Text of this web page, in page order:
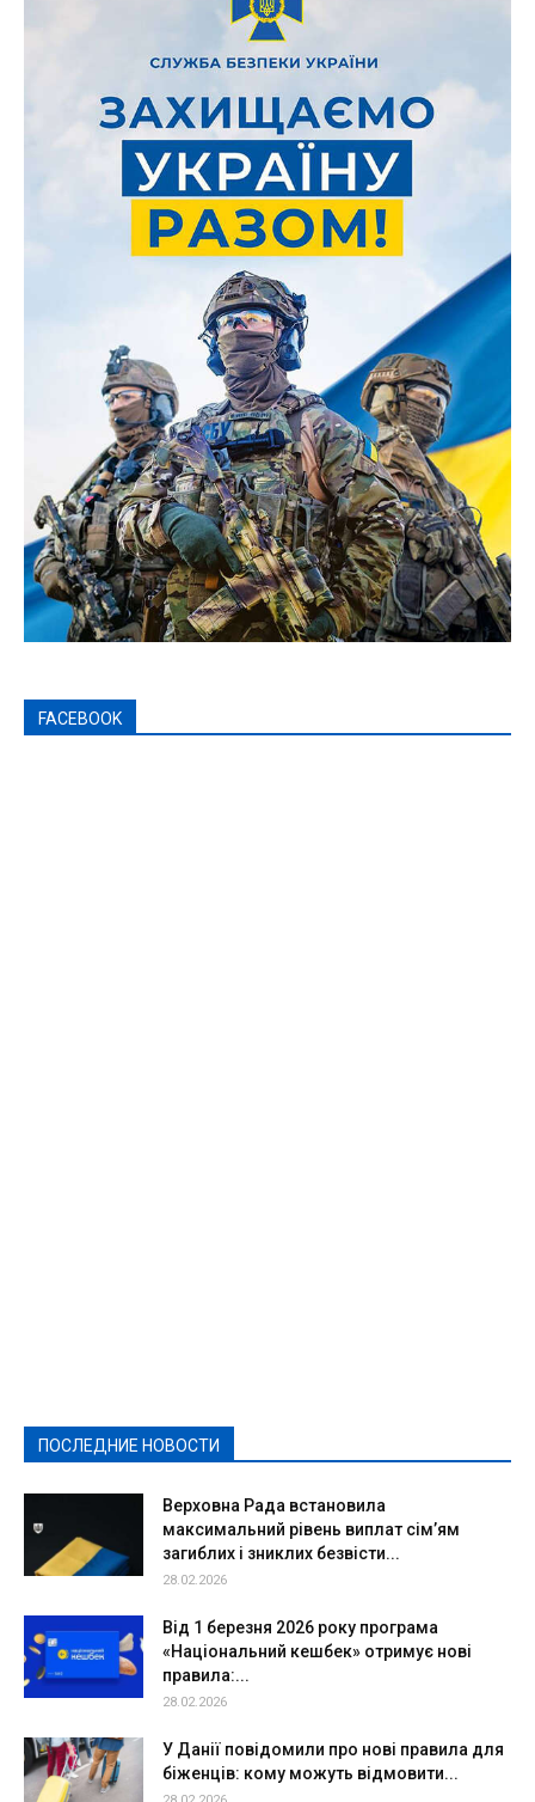
FACEBOOK
ПОСЛЕДНИЕ НОВОСТИ
Верховна Рада встановила
максимальний рівень виплат сім’ям
загиблих і зниклих безвісти...
28.02.2026
Від 1 березня 2026 року програма
«Національний кешбек» отримує нові
правила:...
28.02.2026
У Данії повідомили про нові правила для
біженців: кому можуть відмовити...